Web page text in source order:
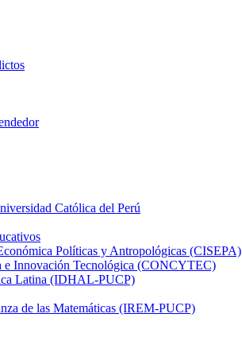
Católica del Perú
Políticas y Antropológicas (CISEPA)
e Innovación Tecnológica (CONCYTEC)
Latina (IDHAL-PUCP)
de las Matemáticas (IREM-PUCP)